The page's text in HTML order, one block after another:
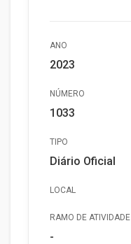
ANO
2023
NÚMERO
1033
TIPO
Diário Oficial
LOCAL
RAMO DE ATIVIDADE
-